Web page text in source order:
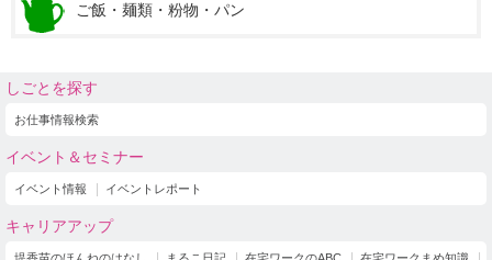
ご飯・麺類・粉物・パン
しごとを探す
お仕事情報検索
イベント＆セミナー
イベント情報 イベントレポート
キャリアアップ